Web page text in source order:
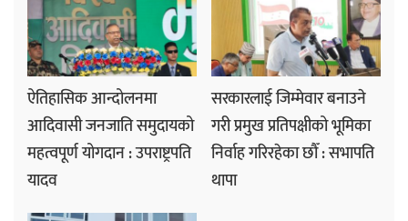
ऐतिहासिक आन्दोलनमा
आदिवासी जनजाति समुदायको
महत्वपूर्ण योगदान : उपराष्ट्रपति
यादव
सरकारलाई जिम्मेवार बनाउने
गरी प्रमुख प्रतिपक्षीको भूमिका
निर्वाह गरिरहेका छौँ : सभापति
थापा